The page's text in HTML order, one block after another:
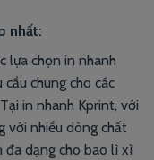
nhất:
lựa chọn in nhanh
chung cho các
in nhanh Kprint, với
với nhiều dòng chất
đa dạng cho bao lì xì